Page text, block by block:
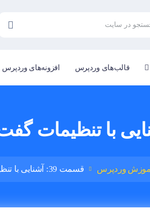
قالب‌های وردپرس افزونه‌های وردپرس
آموزش وردپرس قسمت 39: آشنایی با تنظیمات گفت‌وگو در وردپرس